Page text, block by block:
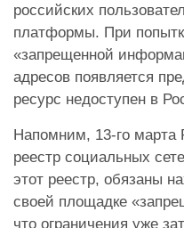
российских
платформы. При
«запрещенной
адресов появляется
ресурс недоступен в
Напомним, 13-го марта
реестр социальных
этот реестр, обязаны
своей площадке
что ограничения уже